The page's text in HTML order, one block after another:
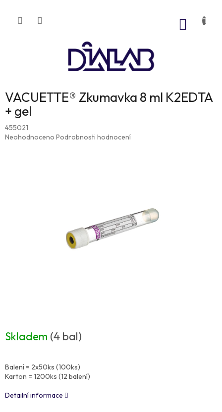
obsah
VACUETTE® Zkumavka 8 ml K2EDTA
+ gel
455021
Průměrné
Neohodnoceno Podrobnosti hodnocení
Skladem (4 bal)
Balení = 2x50ks (100ks)
Karton = 1200ks (12 balení)
Detailní informace